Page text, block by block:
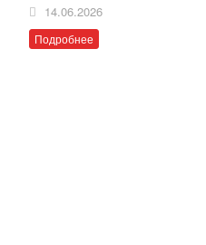
14.06.2026
Подробнее